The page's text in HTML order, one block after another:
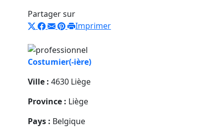
Partager sur
Imprimer
Costumier(-ière)
Ville : 4630 Liège
Province : Liège
Pays : Belgique